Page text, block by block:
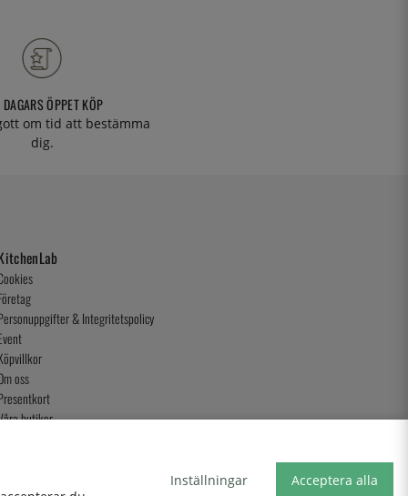
ÖPPET KÖP
om tid att bestämma
dig.
& Integritetspolicy
oss
butiker
Inställningar Acceptera alla